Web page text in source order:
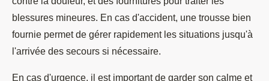
blessures mineures. En cas d'accident, une trousse bien
fournie permet de gérer rapidement les situations jusqu'à
l'arrivée des secours si nécessaire.
En cas d'urgence, il est important de garder son calme et